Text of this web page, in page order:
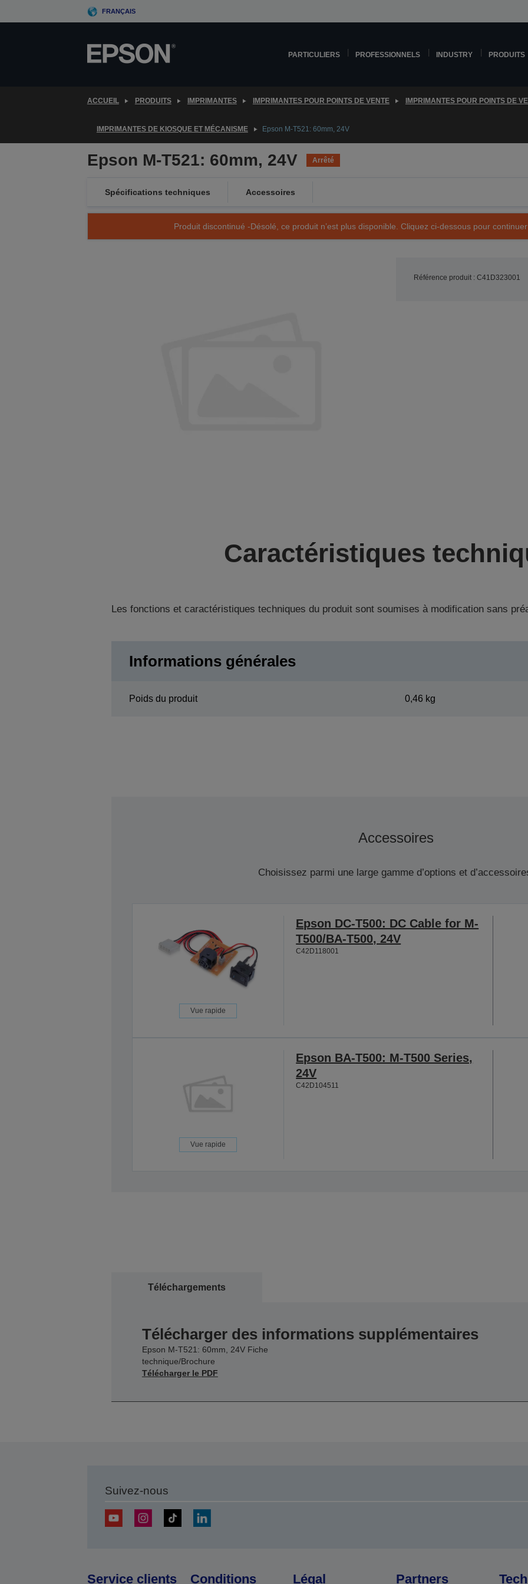
to
FRANÇAIS
PARTICULIERS PROFESSIONNELS INDUSTRY PRODUITS
ACCUEIL PRODUITS IMPRIMANTES IMPRIMANTES POUR POINTS DE VENTE IMPRIMANTES POUR POINTS DE
IMPRIMANTES DE KIOSQUE ET MÉCANISME Epson M-T521: 60mm, 24V
Epson M-T521: 60mm, 24V Arrêté
Spécifications techniques Accessoires
Produit discontinué -Désolé, ce produit n’est plus disponible. Cliquez ci-dessous pour
Référence produit : C41D323001
Caractéristiques
Les fonctions et caractéristiques techniques du produit sont soumises à modification sans
Informations générales
Poids du produit 0,46 kg
Accessoires
Choisissez parmi une large gamme d’options et
Vue rapide
Epson DC-T500: DC Cable for M-
T500/BA-T500, 24V
C42D118001
Vue rapide
Epson BA-T500: M-T500 Series,
24V
C42D104511
Téléchargements
Télécharger des informations supplémentaires
Epson M-T521: 60mm, 24V Fiche
technique/Brochure
Télécharger le PDF
Suivez-nous
Service clients Conditions Légal Partners